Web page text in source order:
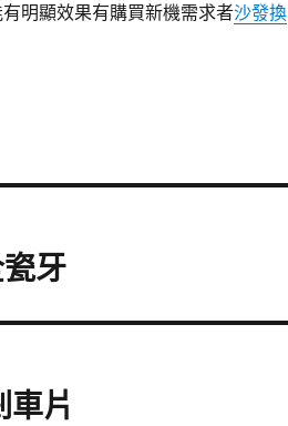
明顯效果有購買新機需求者沙發換
牙
片